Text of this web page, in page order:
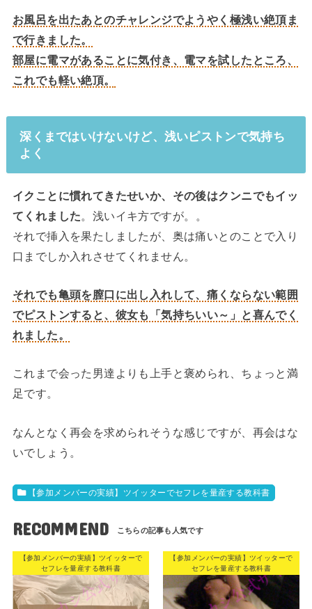
お風呂を出たあとのチャレンジでようやく極浅い絶頂ま
で行きました。
部屋に電マがあることに気付き、電マを試したところ、
これでも軽い絶頂。
深くまではいけないけど、浅いピストンで気持ち
よく
イクことに慣れてきたせいか、その後はクンニでもイッ
てくれました 。浅いイキ方ですが。。
それで挿入を果たしましたが、奥は痛いとのことで入り
口までしか入れさせてくれません。
それでも亀頭を膣口に出し入れして、痛くならない範囲
でピストンすると、彼女も「気持ちいい～」と喜んでく
れました。
これまで会った男達よりも上手と褒められ、ちょっと満
足です。
なんとなく再会を求められそうな感じですが、再会はな
いでしょう。
【参加メンバーの実績】ツイッターでセフレを量産する教科書
RECOMMEND
【参加メンバーの実績】ツイッターで
セフレを量産する教科書
【参加メンバーの実績】ツイッターで
セフレを量産する教科書